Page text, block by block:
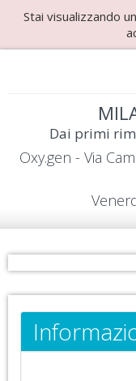
Stai visualizzando
Dai primi
Oxy.gen - Via